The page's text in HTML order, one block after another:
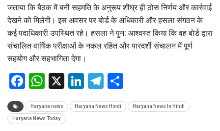
जताया कि बैठक में बनी सहमति के अनुरूप शीघ्र ही ठोस निर्णय और कार्रवाई
देखने को मिलेगी। इस अवसर पर बोर्ड के अधिकारी और हसला संगठन के
कई पदाधिकारी उपस्थित रहे। हसला ने पुन: आश्वस्त किया कि वह बोर्ड द्वारा
संचालित वार्षिक परीक्षाओं के नकल रहित और पारदर्शी संचालन में पूर्ण
सहयोग और सहभागिता देगा।
Facebook
WhatsApp
X LinkedIn
Telegram
Haryana news Haryana News Hindi Haryana News In Hindi
Haryana News Today